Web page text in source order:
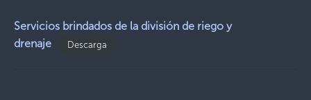
Servicios brindados de la división de riego y
drenaje
Descarga